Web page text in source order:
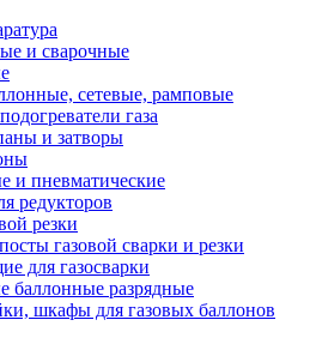
и сварочные
сетевые, рамповые
газа
и затворы
и пневматические
редукторов
резки
газовой сварки и резки
для газосварки
баллонные разрядные
шкафы для газовых баллонов